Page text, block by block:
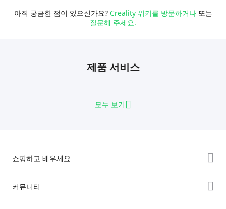
아직 궁금한 점이 있으신가요? Creality 위키를 방문하거나 또는
질문해 주세요.
제품 서비스
모두 보기
쇼핑하고 배우세요
커뮤니티